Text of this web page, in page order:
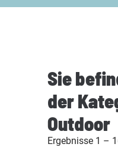
Sie
der
Outdoor
Ergebnisse 1 –